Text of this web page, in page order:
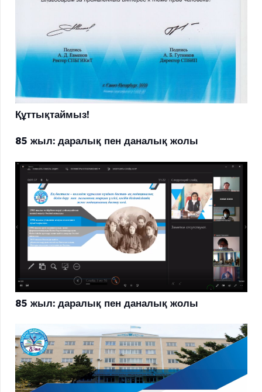
Құттықтаймыз!
85 жыл: даралық пен даналық жолы
85 жыл: даралық пен даналық жолы